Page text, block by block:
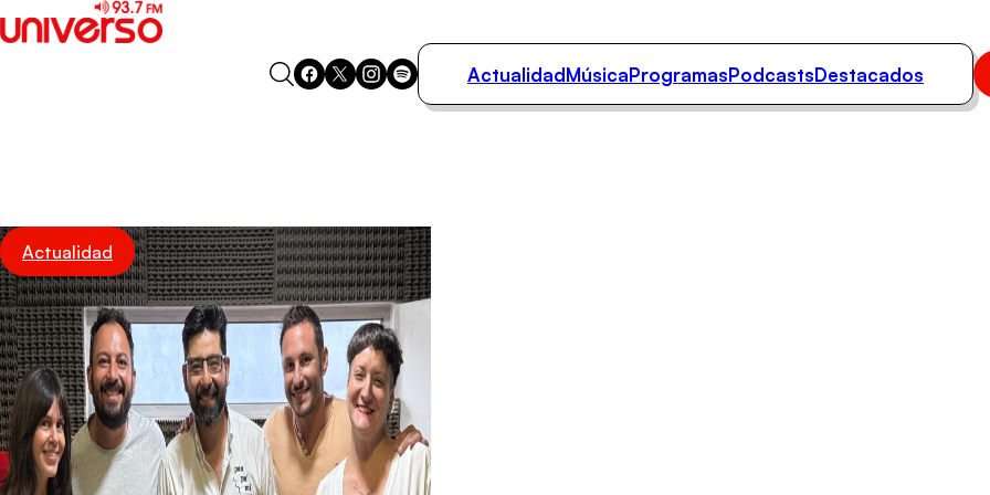
Podcasts
Destacados
ActualidadMúsicaProgramasPodcastsDestacados
Actualidad